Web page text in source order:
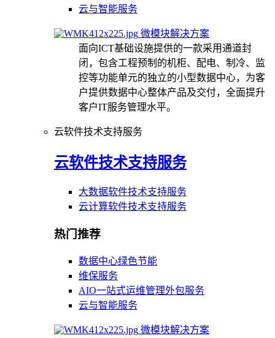
云与智能服务
微模块解决方案
面向ICT基础设施提供的一款采用通道封
闭，包含工程预制的机柜、配电、制冷、监
控等功能单元的独立的小型数据中心，为客
户提供数据中心整体产品及交付，全面提升
客户IT服务管理水平。
云软件技术支持服务
云软件技术支持服务
大数据软件技术支持服务
云计算软件技术支持服务
热门推荐
数据中心绿色节能
维保服务
AIO一站式运维管理外包服务
云与智能服务
微模块解决方案